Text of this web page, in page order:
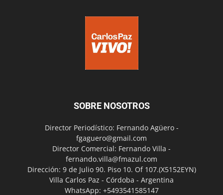
SOBRE NOSOTROS
Director Periodístico: Fernando Agüero -
fgaguero@gmail.com
Director Comercial: Fernando Villa -
fernando.villa@fmazul.com
Dirección: 9 de Julio 90. Piso 10. Of 107.(X5152EYN)
Villa Carlos Paz - Córdoba - Argentina
WhatsApp: +5493541585147